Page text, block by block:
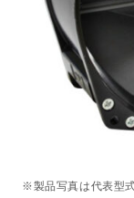
※製品写真は代表型